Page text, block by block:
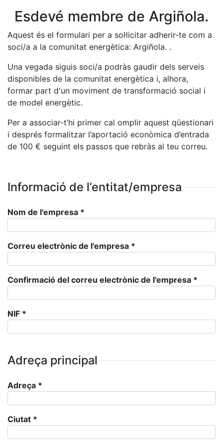
Esdevé membre de Argiñola.
Aquest és el formulari per a sol·licitar adherir-te com a
soci/a a la comunitat energètica: Argiñola. .
Una vegada siguis soci/a podràs gaudir dels serveis
disponibles de la comunitat energètica i, alhora,
formar part d'un moviment de transformació social i
de model energètic.
Per a associar-t’hi primer cal omplir aquest qüestionari
i després formalitzar l’aportació econòmica d’entrada
de 100 € seguint els passos que rebràs al teu correu.
Informació de l’entitat/empresa
Nom de l'empresa *
Correu electrònic de l'empresa *
Confirmació del correu electrònic de l'empresa *
NIF *
Adreça principal
Adreça *
Ciutat *